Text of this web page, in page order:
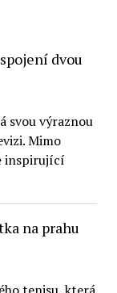
dvou
svou výraznou
Mimo
inspirující
na prahu